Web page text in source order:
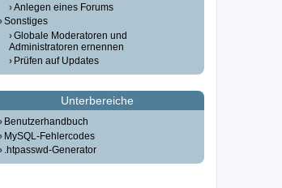
Anlegen eines Forums
Sonstiges
Globale Moderatoren und
Administratoren ernennen
Prüfen auf Updates
Unterbereiche
Benutzerhandbuch
MySQL-Fehlercodes
.htpasswd-Generator